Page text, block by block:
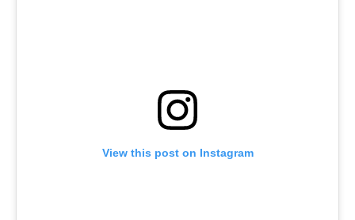
View this post on Instagram